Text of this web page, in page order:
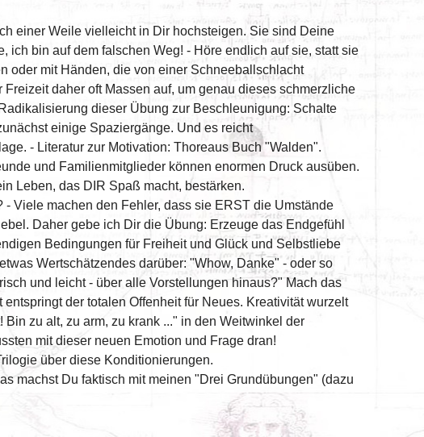
einer Weile vielleicht in Dir hochsteigen. Sie sind Deine
bin auf dem falschen Weg! - Höre endlich auf sie, statt sie
oder mit Händen, die von einer Schneeballschlacht
daher oft Massen auf, um genau dieses schmerzliche
dieser Übung zur Beschleunigung: Schalte
einige Spaziergänge. Und es reicht
- Literatur zur Motivation: Thoreaus Buch "Walden".
und Familienmitglieder können enormen Druck ausüben.
Leben, das DIR Spaß macht, bestärken.
Viele machen den Fehler, dass sie ERST die Umstände
Daher gebe ich Dir die Übung: Erzeuge das Endgefühl
Bedingungen für Freiheit und Glück und Selbstliebe
Wertschätzendes darüber: "Whow, Danke" - oder so
und leicht - über alle Vorstellungen hinaus?" Mach das
der totalen Offenheit für Neues. Kreativität wurzelt
zu alt, zu arm, zu krank ..." in den Weitwinkel der
mit dieser neuen Emotion und Frage dran!
über diese Konditionierungen.
machst Du faktisch mit meinen "Drei Grundübungen" (dazu